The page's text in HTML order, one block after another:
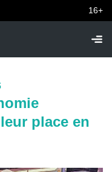
16+
place en